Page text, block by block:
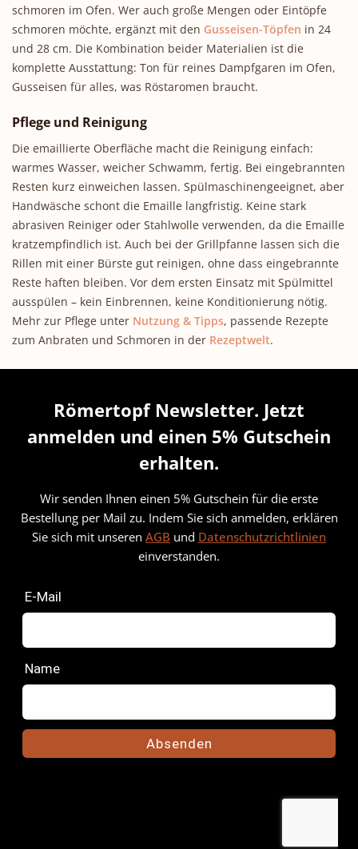
schmoren im Ofen. Wer auch große Mengen oder Eintöpfe
schmoren möchte, ergänzt mit den Gusseisen-Töpfen in 24
und 28 cm. Die Kombination beider Materialien ist die
komplette Ausstattung: Ton für reines Dampfgaren im Ofen,
Gusseisen für alles, was Röstaromen braucht.
Pflege und Reinigung
Die emaillierte Oberfläche macht die Reinigung einfach:
warmes Wasser, weicher Schwamm, fertig. Bei eingebrannten
Resten kurz einweichen lassen. Spülmaschinengeeignet, aber
Handwäsche schont die Emaille langfristig. Keine stark
abrasiven Reiniger oder Stahlwolle verwenden, da die Emaille
kratzempfindlich ist. Auch bei der Grillpfanne lassen sich die
Rillen mit einer Bürste gut reinigen, ohne dass eingebrannte
Reste haften bleiben. Vor dem ersten Einsatz mit Spülmittel
ausspülen – kein Einbrennen, keine Konditionierung nötig.
Mehr zur Pflege unter Nutzung & Tipps, passende Rezepte
zum Anbraten und Schmoren in der Rezeptwelt.
Römertopf Newsletter. Jetzt
anmelden und einen 5% Gutschein
erhalten.
Wir senden Ihnen einen 5% Gutschein für die erste
Bestellung per Mail zu. Indem Sie sich anmelden, erklären
Sie sich mit unseren AGB und Datenschutzrichtlinien
einverstanden.